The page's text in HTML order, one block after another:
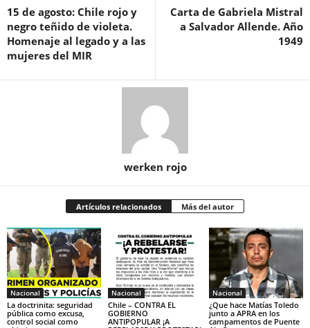
15 de agosto: Chile rojo y
negro teñido de violeta.
Homenaje al legado y a las
mujeres del MIR
Carta de Gabriela Mistral
a Salvador Allende. Año
1949
werken rojo
Artículos relacionados Más del autor
Nacional
La doctrinita: seguridad
pública como excusa,
control social como
Nacional
Chile – CONTRA EL
GOBIERNO
ANTIPOPULAR ¡A
Nacional
¿Que hace Matías Toledo
junto a APRA en los
campamentos de Puente